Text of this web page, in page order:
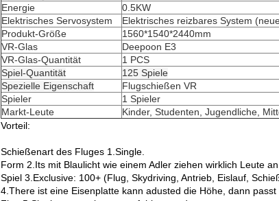
Energie
0.5KW
Elektrisches Servosystem
Elektrisches reizbares System
Produkt-Größe
1560*1540*2440mm
VR-Glas
Deepoon E3
VR-Glas-Quantität
1 PCS
Spiel-Quantität
125 Spiele
Spezielle Eigenschaft
Flugschießen VR
Spieler
1 Spieler
Markt-Leute
Kinder, Studenten, Jugendliche,
Vorteil:
Schießenart des Fluges 1.Single.
Form 2.Its mit Blaulicht wie einem Adler ziehen wirklich Leute an
Spiel 3.Exclusive: 100+ (Flug, Skydriving, Antrieb, Eislauf,
4.There ist eine Eisenplatte kann adusted die Höhe, dann